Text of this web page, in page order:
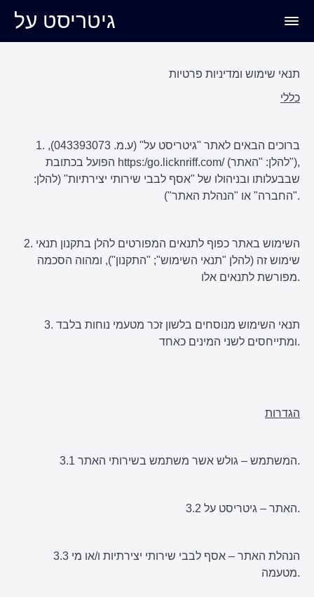
גיטריסט על
תנאי שימוש ומדיניות פרטיות
כללי
1. ברוכים הבאים לאתר "גיטריסט על" (ע.מ. 043393073),
הפועל בכתובת https:/go.licknriff.com/ (להלן: "האתר"),
שבבעלותו ובניהולו של "אסף לבבי שירותי יצירתיות" (להלן:
"החברה" או "הנהלת האתר").
2. השימוש באתר כפוף לתנאים המפורטים להלן בתקנון תנאי
שימוש זה (להלן "תנאי השימוש"; "התקנון"), ומהוה הסכמה
מפורשת לתנאים אלו.
3. תנאי השימוש מנוסחים בלשון זכר מטעמי נוחות בלבד
ומתייחסים לשני המינים כאחד.
הגדרות
3.1 המשתמש – גולש אשר משתמש בשירותי האתר.
3.2 האתר – גיטריסט על.
3.3 הנהלת האתר – אסף לבבי שירותי יצירתיות ו/או מי
מטעמה.